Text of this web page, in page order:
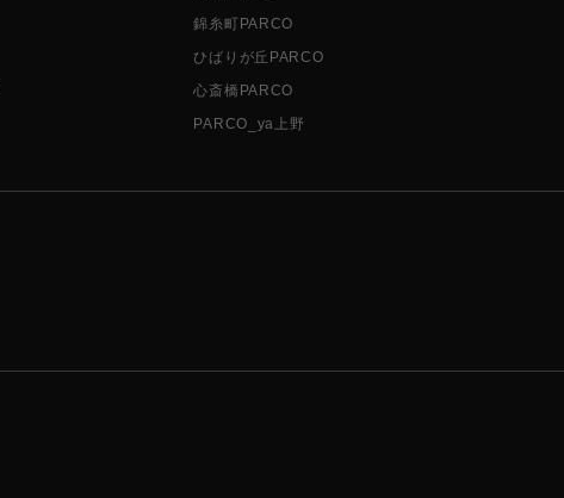
錦糸町PARCO
ひばりが丘PARCO
心斎橋PARCO
PARCO_ya上野